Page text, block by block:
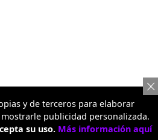
y de terceros para elaborar
publicidad personalizada.
su uso. Más información aquí